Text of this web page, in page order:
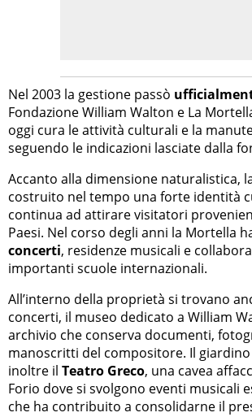
Nel 2003 la gestione passò
Fondazione William Walton e La
oggi cura le attività culturali e la
seguendo le indicazioni lasciate dalla
Accanto alla dimensione naturalistica,
costruito nel tempo una forte identità
continua ad attirare visitatori
Paesi. Nel corso degli anni la Mortella
concerti, residenze musicali e
importanti scuole internazionali.
All’interno della proprietà si trovano
concerti, il museo dedicato a William
archivio che conserva documenti,
manoscritti del compositore. Il
inoltre il Teatro Greco, una cavea
Forio dove si svolgono eventi musicali
che ha contribuito a consolidarne il